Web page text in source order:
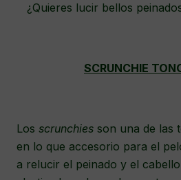
¿Quieres lucir bellos
SCRUNCHIE
Los scrunchies son una de las
en lo que accesorio para el
a relucir el peinado y el